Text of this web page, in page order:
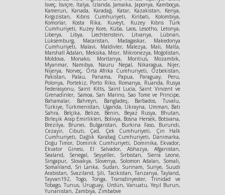
İsveç, İsviçre, İtalya, İzlanda, Jamaika, Japonya, Kamboçya,
Kamerun, Kanada, Karadağ, Katar, Kazakistan, Kenya,
Kırgızistan, Kıbrıs Cumhuriyeti, Kiribati, Kolombiya,
Komorlar, Kosta Rika, Kuveyt, Kuzey Kıbrıs Türk
Cumhuriyeti, Kuzey Kore, Küba, Laos, Lesotho, Letonya,
Liberya, Libya, Liechtenstein, Litvanya, Lübnan,
Lüksemburg, Macaristan, Madagaskar, Makedonya
Cumhuriyeti, Malavi, Maldivler, Malezya, Mali, Malta,
Marshall Adaları, Meksika, Mısır, Mikronezya, Moğolistan,
Moldova, Monako, Moritanya, Moritius, Mozambik,
Myanmar, Namibya, Nauru Nepal, Nikaragua, Nijer,
Nijerya, Norveç, Orta Afrika Cumhuriyeti, Özbekistan,
Pakistan, Palau, Panama, Papua, Paraguay, Peru,
Polonya, Portekiz, Porto Riko, Romanya, Ruanda, Rusya
Federasyonu, Saint Kitts, Saint Lucia, Saint Vincent ve
Grenadinler, Samoa, San Marino, Sao Tome ve Principe,
Bahamalar, Bahreyn, Bangladeş, Barbados, Tuvalu,
Türkiye, Türkmenistan, Uganda, Ukrayna, Umman, Batı
Sahra, Belçika, Belize, Benin, Beyaz Rusya, Bhutan,
Birleşik Arap Emirlikleri, Bolivya, Bosna Hersek, Botsvana,
Brezilya, Brunei, Bulgaristan, Burkina Faso, Burundi,
Cezayir, Cibuti, Çad, Çek Cumhuriyeti, Çin Halk
Cumhuriyeti, Dağlık Karabağ Cumhuriyeti, Danimarka,
Doğu Timor, Dominik Cumhuriyeti, Dominika, Ekvador,
Ekvator Ginesi, El Salvador, Abhazya, Afganistan,
Sealand, Senegal, Seyşeller, Sırbistan, Sierra Leone,
Singapur, Slovakya, Slovenya, Solomon Adaları, Somali,
Somaliland, Sri Lanka, Sudan, Surinam, Suriye, Suudi
Arabistan, Svaziland, Şili, Tacikistan, Tanzanya, Tayland,
Tayvan192, Togo, Tonga, Transdinyester, Trinidad ve
Tobago, Tunus, Uruguay, Ürdün, Vanuatu, Yeşil Burun,
Yunanistan, Zambiya, Zimbabve